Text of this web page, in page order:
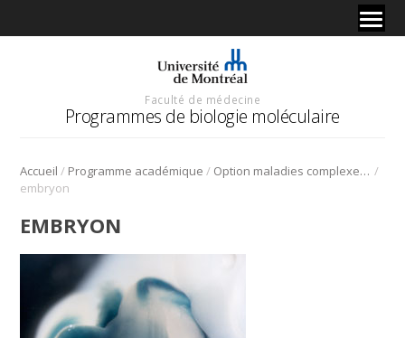
Faculté de médecine
Programmes de biologie moléculaire
Accueil / Programme académique / Option maladies complexes chez l’humain /
embryon
EMBRYON